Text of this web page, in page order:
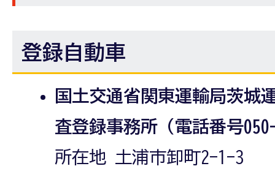
登録自動車
国土交通省関東運輸局茨城
査登録事務所（電話番号
所在地 土浦市卸町2-1-3